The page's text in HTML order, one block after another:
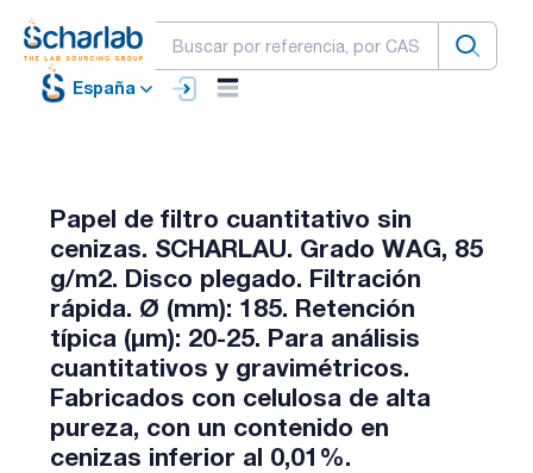
España
Papel de filtro cuantitativo sin
cenizas. SCHARLAU. Grado WAG, 85
g/m2. Disco plegado. Filtración
rápida. Ø (mm): 185. Retención
típica (µm): 20-25. Para análisis
cuantitativos y gravimétricos.
Fabricados con celulosa de alta
pureza, con un contenido en
cenizas inferior al 0,01%.